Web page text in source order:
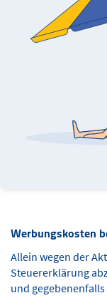
Werbungskosten
Allein wegen der
Steuererklärung
und